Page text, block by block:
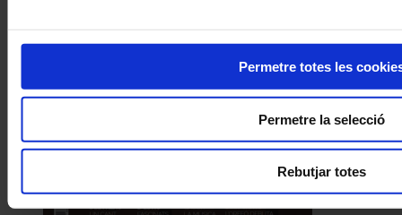
Permetre totes les
Permetre la selecció
Rebutjar totes